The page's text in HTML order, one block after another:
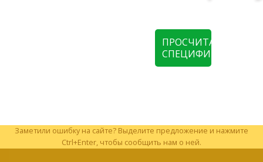
ПРОСЧИТАТЬ
СПЕЦИФИКАЦИЮ
Заметили ошибку на сайте? Выделите предложение и нажмите
Ctrl+Enter, чтобы сообщить нам о ней.